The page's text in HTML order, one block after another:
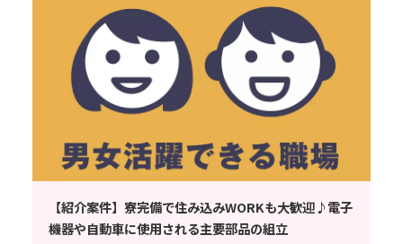
【紹介案件】寮完備で住み込みWORKも大歓迎♪電子
機器や自動車に使用される主要部品の組立